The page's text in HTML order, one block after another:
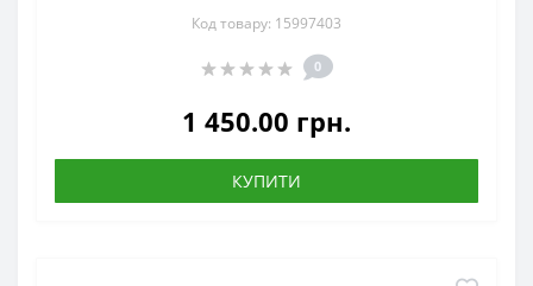
Код товару: 15997403
0
1 450.00 грн.
КУПИТИ